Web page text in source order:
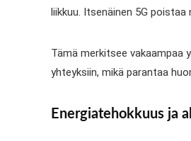
liikkuu. Itsenäinen 5G
Tämä merkitsee vakaampaa
yhteyksiin, mikä parantaa
Energiatehokkuus ja